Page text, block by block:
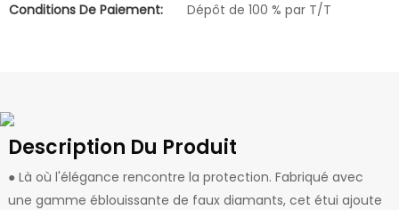
Conditions De Paiement:
Dépôt de 100 % par T/T
Description Du Produit
● Là où l'élégance rencontre la protection. Fabriqué avec
une gamme éblouissante de faux diamants, cet étui ajoute